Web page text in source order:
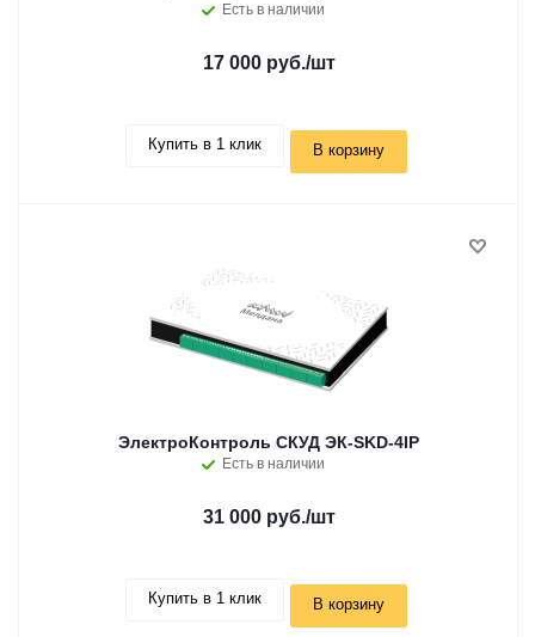
Есть в наличии
17 000 руб./шт
Купить в 1 клик В корзину
ЭлектроКонтроль СКУД ЭК-SKD-4IP
Есть в наличии
31 000 руб./шт
Купить в 1 клик В корзину